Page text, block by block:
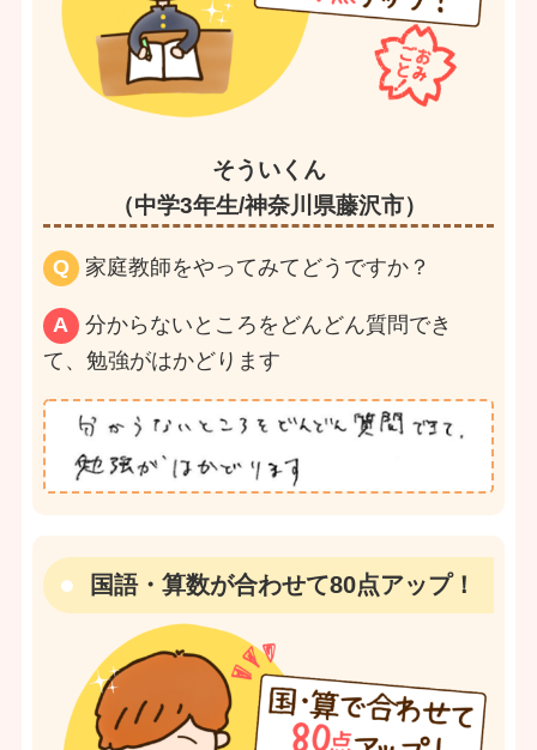
そういくん
（中学3年生/神奈川県藤沢市）
Q 家庭教師をやってみてどうですか？
A 分からないところをどんどん質問でき
て、勉強がはかどります
国語・算数が合わせて80点アップ！